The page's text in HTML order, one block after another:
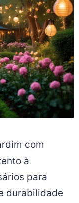
com
à
para
durabilidade